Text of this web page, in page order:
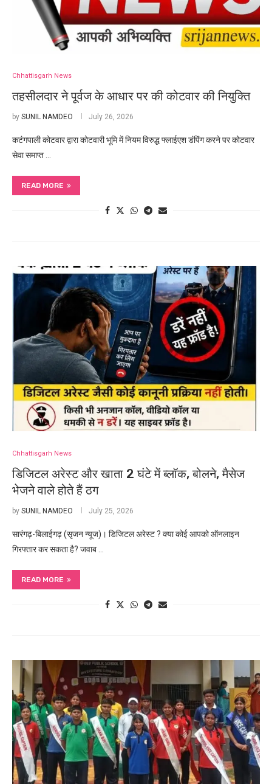
Chhattisgarh News
तहसीलदार ने पूर्वज के आधार पर की कोटवार की नियुक्ति
by SUNIL NAMDEO July 26, 2026
कटंगपाली कोटवार द्वारा कोटवारी भूमि में नियम विरुद्ध फ्लाईएश डंपिंग करने पर कोटवार
सेवा समाप्त …
READ MORE
Chhattisgarh News
डिजिटल अरेस्ट और खाता 2 घंटे में ब्लॉक, बोलने, मैसेज
भेजने वाले होते हैं ठग
by SUNIL NAMDEO July 25, 2026
सारंगढ़-बिलाईगढ़ (सृजन न्यूज)। डिजिटल अरेस्ट ? क्या कोई आपको ऑनलाइन
गिरफ्तार कर सकता है? जवाब …
READ MORE